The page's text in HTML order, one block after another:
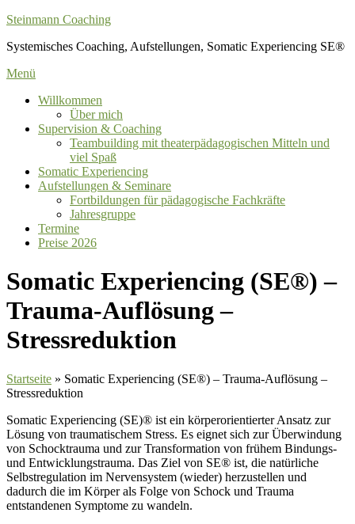
Zum
springen
Steinmann Coaching
Systemisches Coaching, Aufstellungen, Somatic Experiencing SE®
Menü
Willkommen
Über mich
Supervision & Coaching
Teambuilding mit theaterpädagogischen Mitteln und
viel Spaß
Somatic Experiencing
Aufstellungen & Seminare
Fortbildungen für pädagogische Fachkräfte
Jahresgruppe
Termine
Preise 2026
Somatic Experiencing (SE®) –
Trauma-Auflösung –
Stressreduktion
Startseite » Somatic Experiencing (SE®) – Trauma-Auflösung –
Stressreduktion
Somatic Experiencing (SE)® ist ein körperorientierter Ansatz zur
Lösung von traumatischem Stress. Es eignet sich zur Überwindung
von Schocktrauma und zur Transformation von frühem Bindungs-
und Entwicklungstrauma. Das Ziel von SE® ist, die natürliche
Selbstregulation im Nervensystem (wieder) herzustellen und
dadurch die im Körper als Folge von Schock und Trauma
entstandenen Symptome zu wandeln.